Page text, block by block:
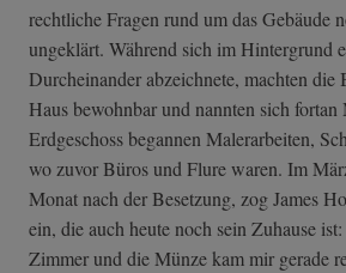
rechtliche Fragen rund um das Gebäude
ungeklärt. Während sich im Hintergrund
Durcheinander abzeichnete, machten die
Haus bewohnbar und nannten sich
Erdgeschoss begannen Malerarbeiten,
wo zuvor Büros und Flure waren. Im
Monat nach der Besetzung, zog James
ein, die auch heute noch sein Zuhause
Zimmer und die Münze kam mir gerade